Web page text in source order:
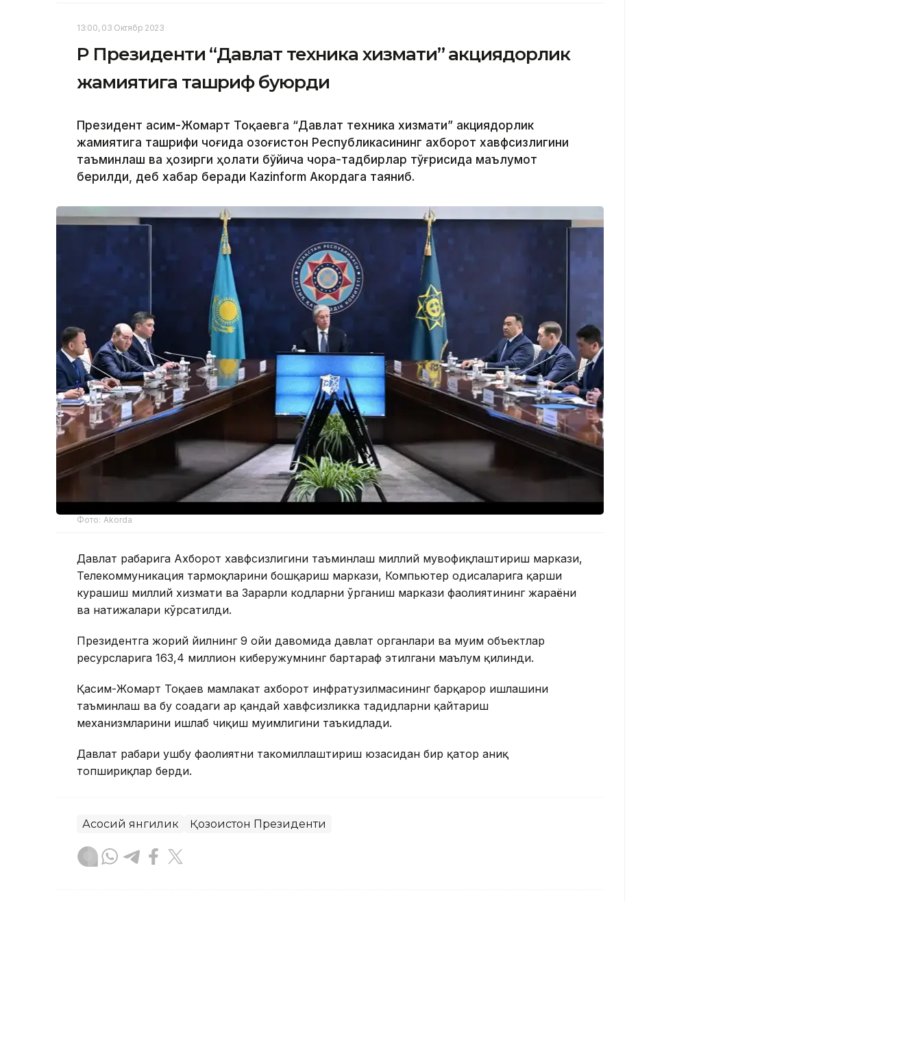
13:00, 03 Октябр 2023
ҚР Президенти “Давлат техника хизмати” акциядорлик
жамиятига ташриф буюрди
Президент Қасим-Жомарт Тоқаевга “Давлат техника хизмати” акциядорлик
жамиятига ташрифи чоғида Қозоғистон Республикасининг ахборот хавфсизлигини
таъминлаш ва ҳозирги ҳолати бўйича чора-тадбирлар тўғрисида маълумот
берилди, деб хабар беради Каzinform Акордага таяниб.
Фото: Akorda
Давлат раҳбарига Ахборот хавфсизлигини таъминлаш миллий мувофиқлаштириш маркази,
Телекоммуникация тармоқларини бошқариш маркази, Компьютер ҳодисаларига қарши
курашиш миллий хизмати ва Зарарли кодларни ўрганиш маркази фаолиятининг жараёни
ва натижалари кўрсатилди.
Президентга жорий йилнинг 9 ойи давомида давлат органлари ва муҳим объектлар
ресурсларига 163,4 миллион киберҳужумнинг бартараф этилгани маълум қилинди.
Қасим-Жомарт Тоқаев мамлакат ахборот инфратузилмасининг барқарор ишлашини
таъминлаш ва бу соҳадаги ҳар қандай хавфсизликка таҳдидларни қайтариш
механизмларини ишлаб чиқиш муҳимлигини таъкидлади.
Давлат раҳбари ушбу фаолиятни такомиллаштириш юзасидан бир қатор аниқ
топшириқлар берди.
Асосий янгилик Қозоғистон Президенти